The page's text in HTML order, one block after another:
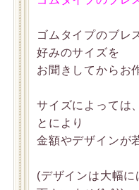
ゴムタイプのブレ
好みのサイズを
お聞きしてからお
サイズによっては
とにより
金額やデザインが
(デザインは大幅